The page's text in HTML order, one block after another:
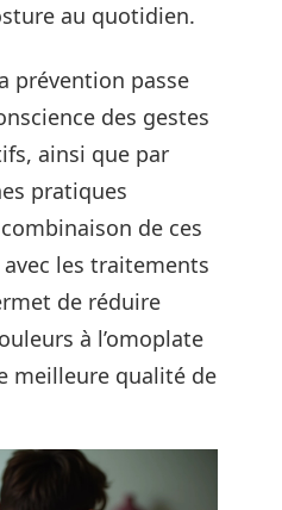
au quotidien.
prévention passe
des gestes
ainsi que par
pratiques
de ces
les traitements
de réduire
à l’omoplate
meilleure qualité de